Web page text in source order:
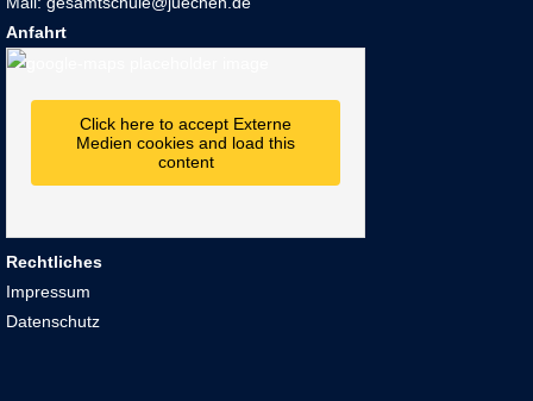
Anfahrt
Click here to accept Externe
Medien cookies and load this
content
Rechtliches
Impressum
Datenschutz